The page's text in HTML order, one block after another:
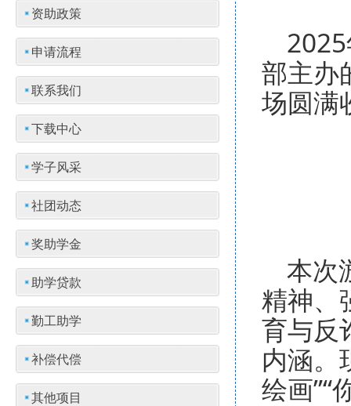
资助政策
申请流程
联系我们
下载中心
学子风采
社团动态
奖助学金
助学贷款
勤工助学
补偿代偿
其他项目
部主办
场圆满
本次
精神、
育与反
内涵。
绘画”“